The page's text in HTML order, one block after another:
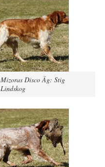
Mizoras Disco Äg: Stig
Lindskog